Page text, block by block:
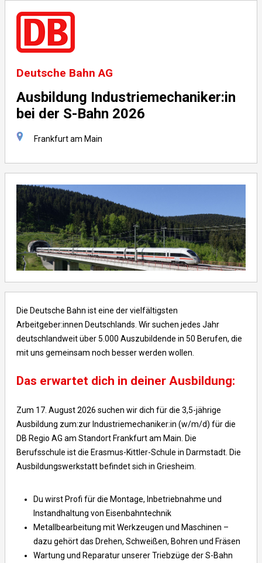
Deutsche Bahn AG
Ausbildung Industriemechaniker:in
bei der S-Bahn 2026
Frankfurt am Main
Die Deutsche Bahn ist eine der vielfältigsten
Arbeitgeber:innen Deutschlands. Wir suchen jedes Jahr
deutschlandweit über 5.000 Auszubildende in 50 Berufen, die
mit uns gemeinsam noch besser werden wollen.
Das erwartet dich in deiner Ausbildung:
Zum 17. August 2026 suchen wir dich für die 3,5-jährige
Ausbildung zum:zur Industriemechaniker:in (w/m/d) für die
DB Regio AG am Standort Frankfurt am Main. Die
Berufsschule ist die Erasmus-Kittler-Schule in Darmstadt. Die
Ausbildungswerkstatt befindet sich in Griesheim.
Du wirst Profi für die Montage, Inbetriebnahme und
Instandhaltung von Eisenbahntechnik
Metallbearbeitung mit Werkzeugen und Maschinen –
dazu gehört das Drehen, Schweißen, Bohren und Fräsen
Wartung und Reparatur unserer Triebzüge der S-Bahn